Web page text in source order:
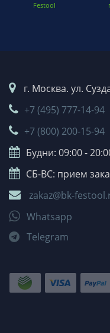
Festool
г. Москва. ул.
+7 (495) 777-14-94
+7 (800) 200-15-94
Будни: 09:00 -
СБ-ВС: прием
zakaz@bk-
Whatsapp
Telegram